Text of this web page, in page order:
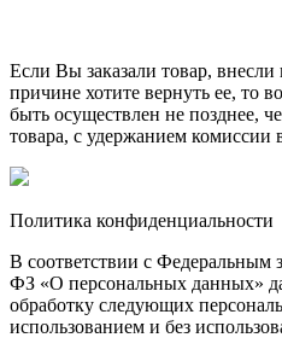
Если Вы заказали товар,
причине хотите вернуть ее, то
быть осуществлен не позднее,
товара, с удержанием комиссии
Политика конфиденциальности
В соответствии с Федеральным
ФЗ «О персональных данных»
обработку следующих
использованием и без